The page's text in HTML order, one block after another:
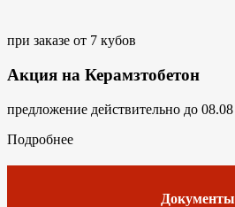
при заказе от 7 кубов
Акция на Керамзтобетон
предложение действительно до 08.08
Подробнее
Документы